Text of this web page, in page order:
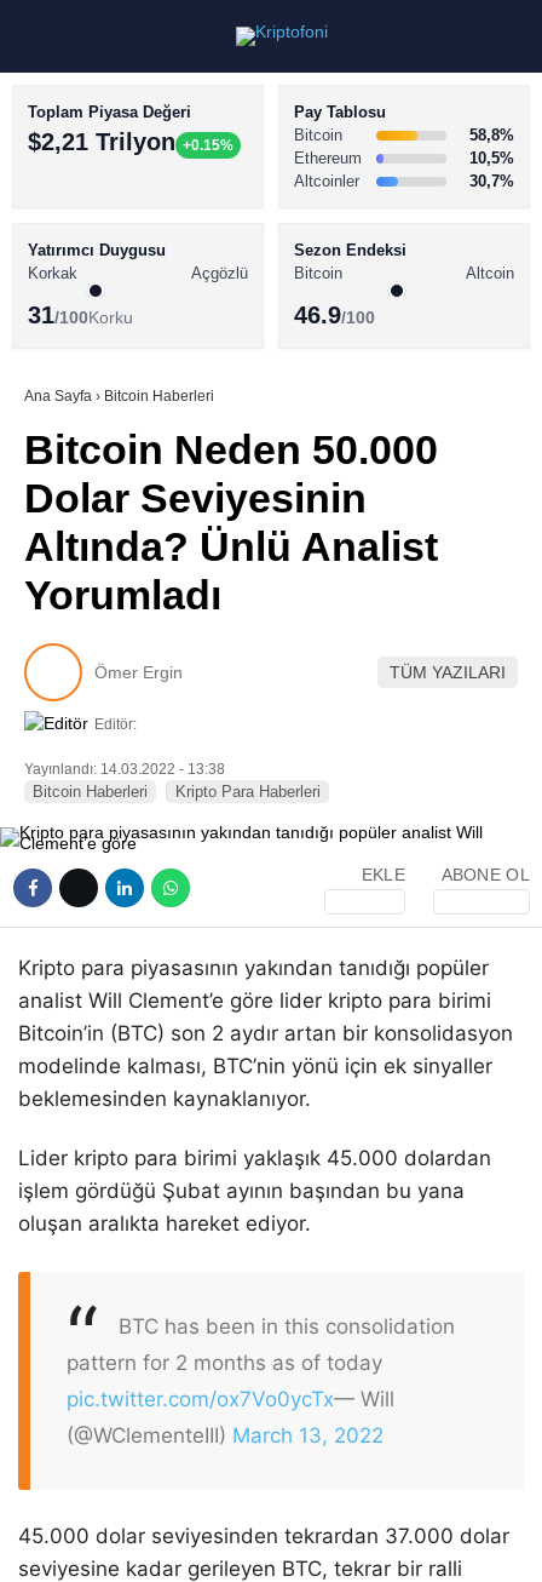
Youtube
BİTCOİN HABERLERİ
ALTCOİN HABERLERİ
SÖZLÜK
Toplam Piyasa Değeri
$2,21 Trilyon +0.15%
Pay Tablosu
Bitcoin
58,8%
Ethereum
10,5%
Altcoinler
30,7%
Yatırımcı Duygusu
Korkak
Açgözlü
31/100Korku
Sezon Endeksi
Bitcoin
Altcoin
46.9/100
Ana Sayfa › Bitcoin Haberleri
Bitcoin Neden 50.000
Dolar Seviyesinin
Altında? Ünlü Analist
Yorumladı
Ömer Ergin TÜM YAZILARI
Editör:
Yayınlandı: 14.03.2022 - 13:38
Bitcoin Haberleri Kripto Para Haberleri
EKLE ABONE OL
Kripto para piyasasının yakından tanıdığı popüler
analist Will Clement’e göre lider kripto para birimi
Bitcoin’in (BTC) son 2 aydır artan bir konsolidasyon
modelinde kalması, BTC’nin yönü için ek sinyaller
beklemesinden kaynaklanıyor.
Lider kripto para birimi yaklaşık 45.000 dolardan
işlem gördüğü Şubat ayının başından bu yana
oluşan aralıkta hareket ediyor.
BTC has been in this consolidation
pattern for 2 months as of today
pic.twitter.com/ox7Vo0ycTx— Will
(@WClementeIII) March 13, 2022
45.000 dolar seviyesinden tekrardan 37.000 dolar
seviyesine kadar gerileyen BTC, tekrar bir ralli